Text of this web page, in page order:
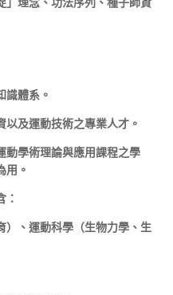
」理念、功法序列、種子師資
識體系。
及運動技術之專業人才。
動學術理論與應用課程之學
用。
：
）、運動科學（生物力學、生